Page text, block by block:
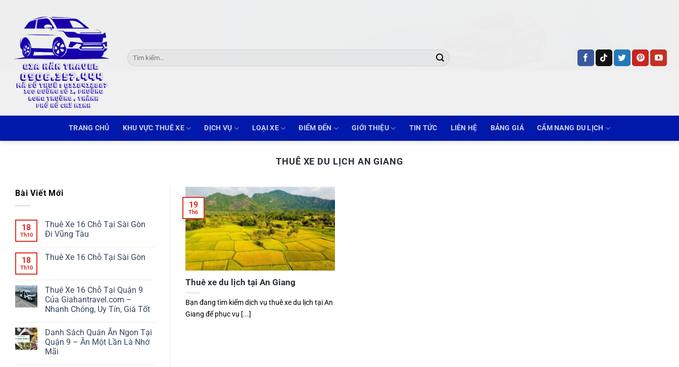
content
Tìm
kiếm:
TRANG CHỦ KHU VỰC THUÊ XE DỊCH VỤ LOẠI XE ĐIỂM ĐẾN GIỚI THIỆU TIN TỨC LIÊN HỆ BẢNG GIÁ CẨM NANG DU LỊCH
THUÊ XE DU LỊCH AN GIANG
Bài Viết Mới
18
Th10
Thuê Xe 16 Chỗ Tại Sài Gòn
Đi Vũng Tàu
18
Th10
Thuê Xe 16 Chỗ Tại Sài Gòn
Thuê Xe 16 Chỗ Tại Quận 9
Của Giahantravel.com –
Nhanh Chóng, Uy Tín, Giá Tốt
Danh Sách Quán Ăn Ngon Tại
Quận 9 – Ăn Một Lần Là Nhớ
Mãi
Thuê xe du lịch tại An Giang
Bạn đang tìm kiếm dịch vụ thuê xe du lịch tại An
Giang để phục vụ [...]
19
Th6